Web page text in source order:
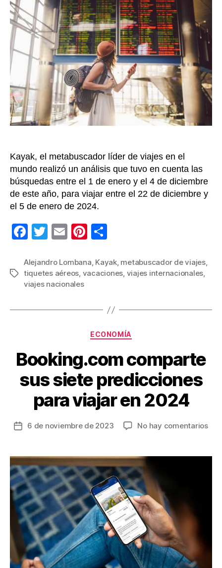
de
los
a
los
Kayak, el metabuscador líder de viajes en el
mundo realizó un análisis que tuvo en cuenta las
búsquedas entre el 1 de enero y el 4 de diciembre
de este año, para viajar entre el 22 de diciembre y
el 5 de enero de 2024.
F
c
e
o
T
tt
er
E
ail
Pi
er
e
m
p
tir
Etiquetas
Alejandro Lombana, Kayak, metabuscador de viajes,
tiquetes aéreos, vacaciones, viajes internacionales,
viajes nacionales
Categorías
ECONOMÍA
Booking.com comparte
sus siete predicciones
para viajar en 2024
Fecha
entrada
6 de noviembre de 2023 No hay comentariosen
sus